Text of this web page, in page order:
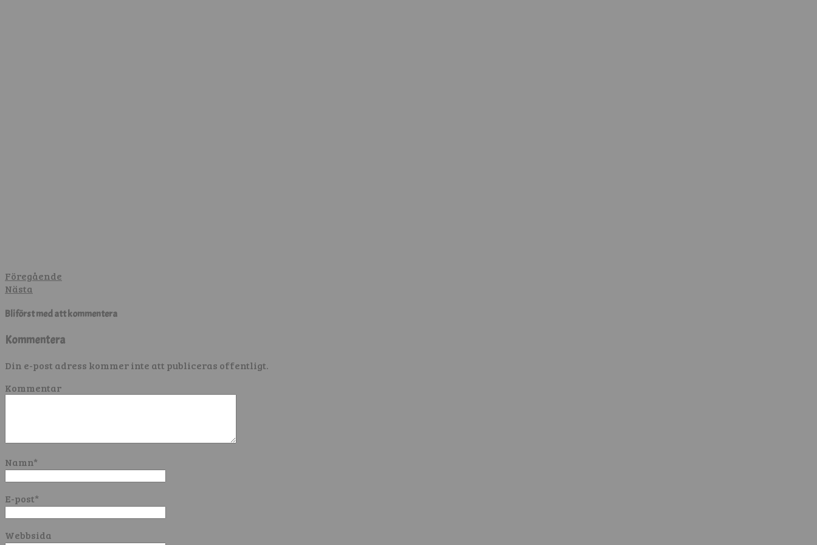
Föregående
Nästa
Bli först med att kommentera
Kommentera
Din e-post adress kommer inte att publiceras offentligt.
Kommentar
Namn*
E-post*
Webbsida